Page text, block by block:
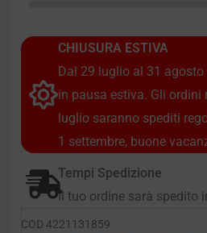
CHIUSURA ESTIVA
Dal 29 luglio al 31
in pausa estiva. Gli ordini
luglio saranno spediti
1 settembre, buone
Tempi Spedizione
Il tuo ordine sarà spedito
COD 4221131859